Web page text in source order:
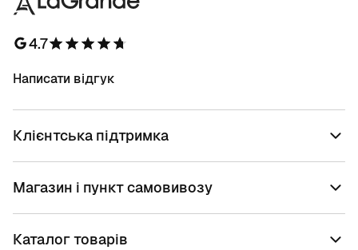
4.7
Написати відгук
Клієнтська підтримка
Магазин і пункт самовивозу
Каталог товарів